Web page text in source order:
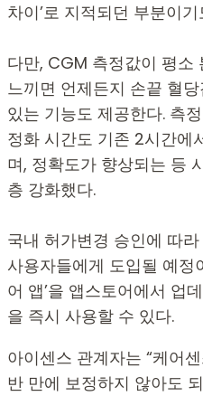
차이’로 지적되던 부분이
다만, CGM 측정값이 평소
느끼면 언제든지 손끝 혈
있는 기능도 제공한다. 측
정화 시간도 기존 2시간에
며, 정확도가 향상되는 등
층 강화했다.
국내 허가변경 승인에 따
사용자들에게 도입될 예정
어 앱’을 앱스토어에서 업
을 즉시 사용할 수 있다.
아이센스 관계자는 “케어
반 만에 보정하지 않아도